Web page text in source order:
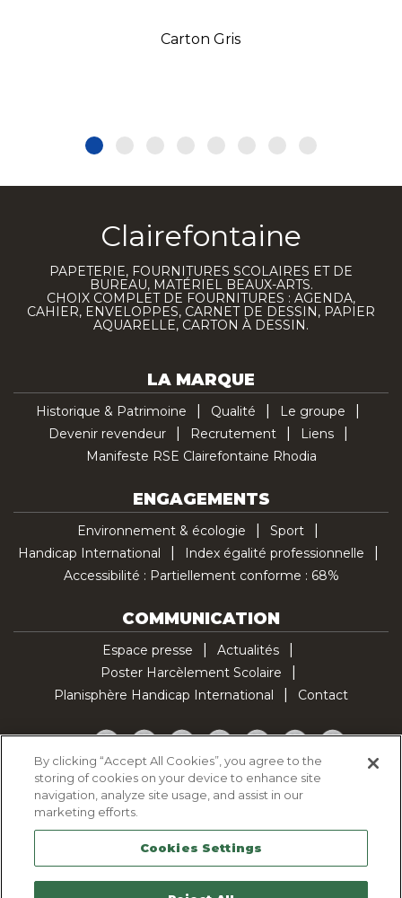
Carton Gris
Clairefontaine
PAPETERIE, FOURNITURES SCOLAIRES ET DE
BUREAU, MATÉRIEL BEAUX-ARTS.
CHOIX COMPLET DE FOURNITURES : AGENDA,
CAHIER, ENVELOPPES, CARNET DE DESSIN, PAPIER
AQUARELLE, CARTON À DESSIN.
LA MARQUE
Historique & Patrimoine Qualité
Le groupe
Devenir revendeur
Recrutement
Liens
Manifeste RSE Clairefontaine Rhodia
ENGAGEMENTS
Environnement & écologie
Sport
Handicap International
Index égalité professionnelle
Accessibilité : Partiellement conforme : 68%
COMMUNICATION
Espace presse
Actualités
Poster Harcèlement Scolaire
Planisphère Handicap International
Contact
Facebook
TwitterYouTubePinterestInstagramLinkedInTikTok
Politique d'utilisation des cookies
Politique de confidentialité
Mentions légales
Plan du site
Contactez-nous
By clicking “Accept All Cookies”, you agree to the
storing of cookies on your device to enhance site
navigation, analyze site usage, and assist in our
marketing efforts.
Cookies Settings